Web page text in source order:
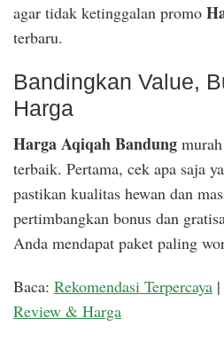
agar tidak ketinggalan promo
terbaru.
Bandingkan Value,
Harga
Harga Aqiqah Bandung
terbaik. Pertama, cek apa saja
pastikan kualitas hewan dan
pertimbangkan bonus dan
Anda mendapat paket paling
Baca: Rekomendasi Terpercaya |
Review & Harga